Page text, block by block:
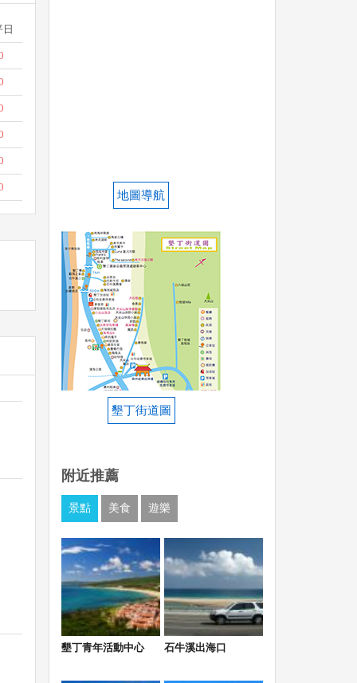
地圖導航
墾丁街道圖
附近推薦
景點 美食 遊樂
墾丁青年活動中心 石牛溪出海口